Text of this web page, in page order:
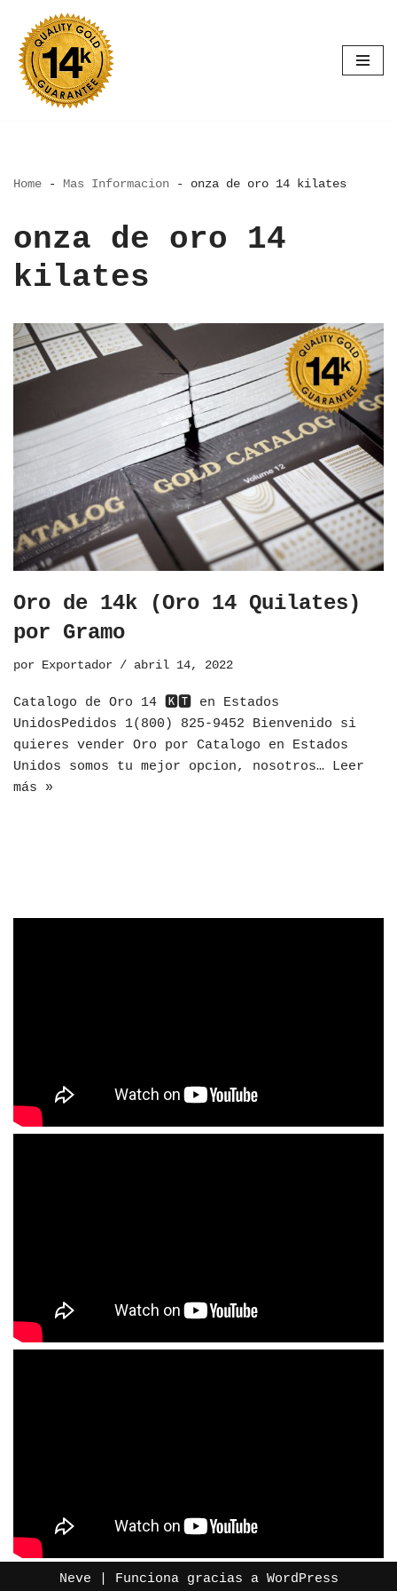
Saltar
al
contenido
Home - Mas Informacion - onza de oro 14 kilates
onza de oro 14
kilates
Oro de 14k (Oro 14 Quilates)
por Gramo
por Exportador abril 14, 2022
Catalogo de Oro 14 🅺🆃 en Estados
UnidosPedidos 1(800) 825-9452 Bienvenido si
quieres vender Oro por Catalogo en Estados
Unidos somos tu mejor opcion, nosotros… Leer
más »
Neve | Funciona gracias a WordPress